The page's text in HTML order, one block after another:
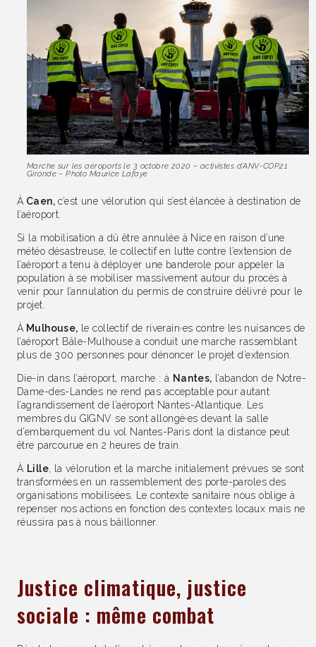
Marche sur les aéroports le 3 octobre 2020 – activistes d’ANV-COP21
Gironde – Photo Maurice Lafaye
À Caen,c’est une vélorution qui s’est élancée à destination de
l’aéroport.
Si la mobilisation a dû être annulée à Nice en raison d’une
météo désastreuse, le collectif en lutte contre l’extension de
l’aéroport a tenu à déployer une banderole pour appeler la
population à se mobiliser massivement autour du procès à
venir pour l’annulation du permis de construire délivré pour le
projet.
À Mulhouse, le collectif de riverain·es contre les nuisances de
l’aéroport Bâle-Mulhouse a conduit une marche rassemblant
plus de 300 personnes pour dénoncer le projet d’extension.
Die-in dans l’aéroport, marche : à Nantes, l’abandon de Notre-
Dame-des-Landes ne rend pas acceptable pour autant
l’agrandissement de l’aéroport Nantes-Atlantique. Les
membres du GIGNV se sont allongé·es devant la salle
d’embarquement du vol Nantes-Paris dont la distance peut
être parcourue en 2 heures de train.
À Lille, la vélorution et la marche initialement prévues se sont
transformées en un rassemblement des porte-paroles des
organisations mobilisées. Le contexte sanitaire nous oblige à
repenser nos actions en fonction des contextes locaux mais ne
réussira pas à nous bâillonner.
Justice climatique, justice
sociale : même combat